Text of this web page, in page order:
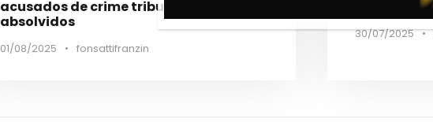
acusados de crime tributário são
absolvidos
01/08/2025 • fonsattifranzin
não
30/07/2025 •